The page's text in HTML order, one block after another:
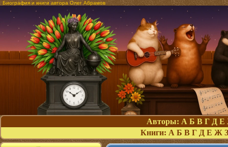
Биография и книги автора Олег Абрамов
Авторы: А Б В Г Д Е
Книги: А Б В Г Д Е Ж З